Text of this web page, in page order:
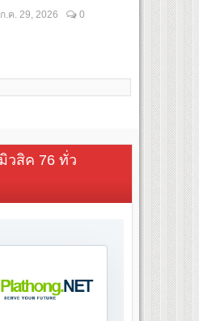
ก.ค. 29, 2026 0
วสิค 76 ทั่ว